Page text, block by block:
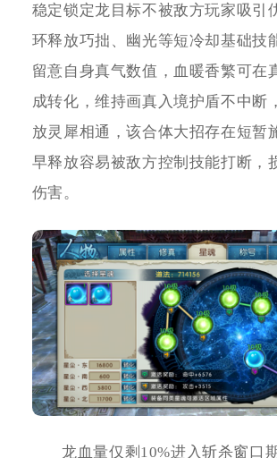
稳定锁定龙目标不被敌方玩家吸引
环释放巧拙、幽光等短冷却基础技
留意自身真气数值，血暖香繁可在
成转化，维持画真入境护盾不中断
放灵犀相通，该合体大招存在短暂
早释放容易被敌方控制技能打断，
伤害。
龙血量仅剩10%进入斩杀窗口